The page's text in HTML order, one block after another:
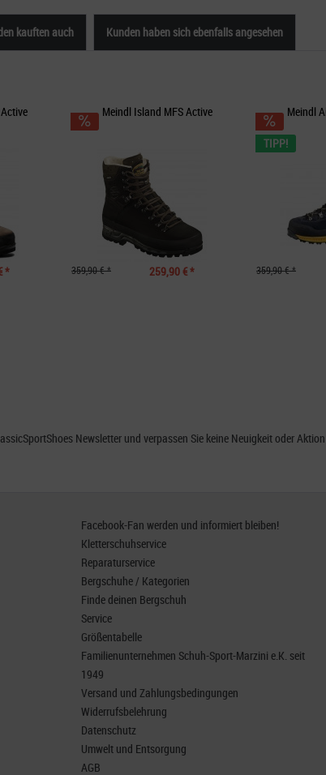
kauften auch Kunden haben sich ebenfalls angesehen
* 259,90 € *
359,90 € *
Meindl Island MFS Active
TIPP!
359,90 € *
Meindl
Newsletter und verpassen Sie keine Neuigkeit oder Aktion
Facebook-Fan werden und informiert bleiben!
Kletterschuhservice
Reparaturservice
Bergschuhe / Kategorien
Finde deinen Bergschuh
Service
Größentabelle
Familienunternehmen Schuh-Sport-Marzini e.K. seit
1949
Versand und Zahlungsbedingungen
Widerrufsbelehrung
Datenschutz
Umwelt und Entsorgung
AGB